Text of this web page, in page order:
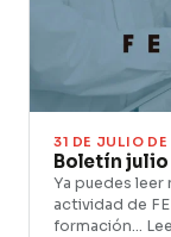
31 DE JULIO
Boletín julio
Ya puedes
actividad de
formación…